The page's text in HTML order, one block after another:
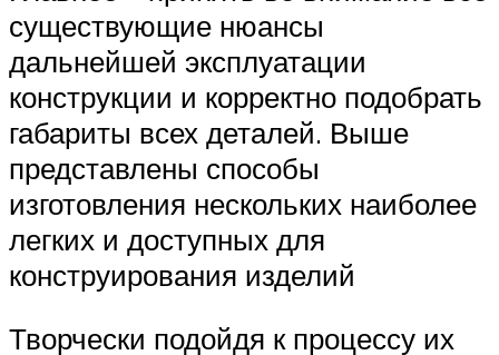
существующие нюансы
дальнейшей эксплуатации
конструкции и корректно подобрать
габариты всех деталей. Выше
представлены способы
изготовления нескольких наиболее
легких и доступных для
конструирования изделий
Творчески подойдя к процессу их